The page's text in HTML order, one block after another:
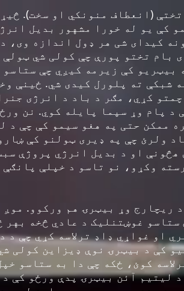
کې یو له خورا مشهور بدیل
کیدای شی هر ډول اندازه وی،
بام تختو پورې چې کولی شي
بیټریو کې زیرمه کیږي چې
شبکې ته پلورل کیدی شي. ځینې
کړي، مګر د باد د انرژی
د پام وړ سپما پایله کوي. نن
ممکن حتی په هغو سیمو کې چې د
ولرئ چې په ډیری ټولنو کې
او د بدیل انرژي پروژې
وکړو، نو تاسو د خپلې
غوښتنلیک د عادي څخه
او غواړي ډاډ ترلاسه کړي چې
کې د بیټرۍ نوې ډیزاین کولی
کوئ، ځکه چې دا به ستاسو
لیتیم آئن بیټرۍ پدې ورځو کې